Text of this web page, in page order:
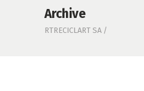
Archive
RTRECICLART SA /